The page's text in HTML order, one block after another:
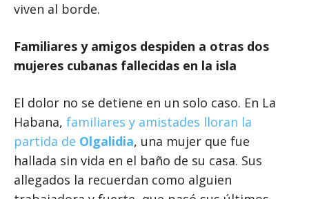
viven al borde.
Familiares y amigos despiden a otras dos
mujeres cubanas fallecidas en la isla
El dolor no se detiene en un solo caso. En La
Habana, familiares y amistades lloran la
partida de Olgalidia, una mujer que fue
hallada sin vida en el baño de su casa. Sus
allegados la recuerdan como alguien